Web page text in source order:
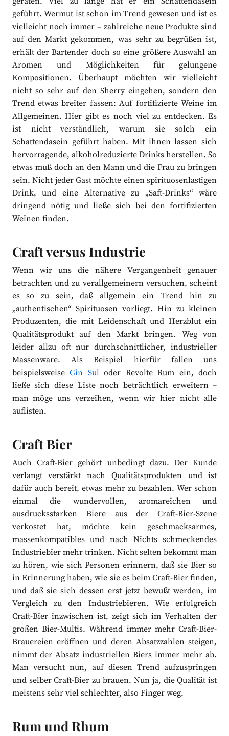
geführt. Wermut ist schon im Trend gewesen und ist es
vielleicht noch immer – zahlreiche neue Produkte sind
auf den Markt gekommen, was sehr zu begrüßen ist,
erhält der Bartender doch so eine größere Auswahl an
Aromen und Möglichkeiten für gelungene
Kompositionen. Überhaupt möchten wir vielleicht
nicht so sehr auf den Sherry eingehen, sondern den
Trend etwas breiter fassen: Auf fortifizierte Weine im
Allgemeinen. Hier gibt es noch viel zu entdecken. Es
ist nicht verständlich, warum sie solch ein
Schattendasein geführt haben. Mit ihnen lassen sich
hervorragende, alkoholreduzierte Drinks herstellen. So
etwas muß doch an den Mann und die Frau zu bringen
sein. Nicht jeder Gast möchte einen spirituosenlastigen
Drink, und eine Alternative zu „Saft-Drinks“ wäre
dringend nötig und ließe sich bei den fortifizierten
Weinen finden.
Craft versus Industrie
Wenn wir uns die nähere Vergangenheit genauer
betrachten und zu verallgemeinern versuchen, scheint
es so zu sein, daß allgemein ein Trend hin zu
„authentischen“ Spirituosen vorliegt. Hin zu kleinen
Produzenten, die mit Leidenschaft und Herzblut ein
Qualitätsprodukt auf den Markt bringen. Weg von
leider allzu oft nur durchschnittlicher, industrieller
Massenware. Als Beispiel hierfür fallen uns
beispielsweiseGin Suloder Revolte Rum ein, doch
ließe sich diese Liste noch beträchtlich erweitern –
man möge uns verzeihen, wenn wir hier nicht alle
auflisten.
Craft Bier
Auch Craft-Bier gehört unbedingt dazu. Der Kunde
verlangt verstärkt nach Qualitätsprodukten und ist
dafür auch bereit, etwas mehr zu bezahlen. Wer schon
einmal die wundervollen, aromareichen und
ausdrucksstarken Biere aus der Craft-Bier-Szene
verkostet hat, möchte kein geschmacksarmes,
massenkompatibles und nach Nichts schmeckendes
Industriebier mehr trinken. Nicht selten bekommt man
zu hören, wie sich Personen erinnern, daß sie Bier so
in Erinnerung haben, wie sie es beim Craft-Bier finden,
und daß sie sich dessen erst jetzt bewußt werden, im
Vergleich zu den Industriebieren. Wie erfolgreich
Craft-Bier inzwischen ist, zeigt sich im Verhalten der
großen Bier-Multis. Während immer mehr Craft-Bier-
Brauereien eröffnen und deren Absatzzahlen steigen,
nimmt der Absatz industriellen Biers immer mehr ab.
Man versucht nun, auf diesen Trend aufzuspringen
und selber Craft-Bier zu brauen. Nun ja, die Qualität ist
meistens sehr viel schlechter, also Finger weg.
Rum und Rhum